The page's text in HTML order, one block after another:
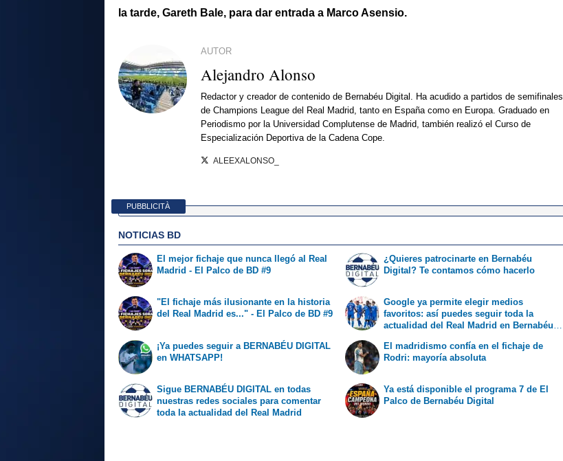
la tarde, Gareth Bale, para dar entrada a Marco Asensio.
AUTOR
Alejandro Alonso
Redactor y creador de contenido de Bernabéu Digital. Ha acudido a partidos de semifinales
de Champions League del Real Madrid, tanto en España como en Europa. Graduado en
Periodismo por la Universidad Complutense de Madrid, también realizó el Curso de
Especialización Deportiva de la Cadena Cope.
ALEEXALONSO_
PUBBLICITÀ
NOTICIAS BD
El mejor fichaje que nunca llegó al Real
Madrid - El Palco de BD #9
"El fichaje más ilusionante en la historia
del Real Madrid es..." - El Palco de BD #9
¿Quieres patrocinarte en Bernabéu
Digital? Te contamos cómo hacerlo
Google ya permite elegir medios
favoritos: así puedes seguir toda la
actualidad del Real Madrid en Bernabéu
¡Ya puedes seguir a BERNABÉU DIGITAL
en WHATSAPP!
Sigue BERNABÉU DIGITAL en todas
nuestras redes sociales para comentar
toda la actualidad del Real Madrid
El madridismo confía en el fichaje de
Rodri: mayoría absoluta
Ya está disponible el programa 7 de El
Palco de Bernabéu Digital